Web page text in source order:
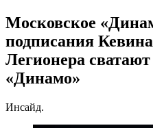
Московское
подписания
Легионера
«Динамо»
Инсайд.